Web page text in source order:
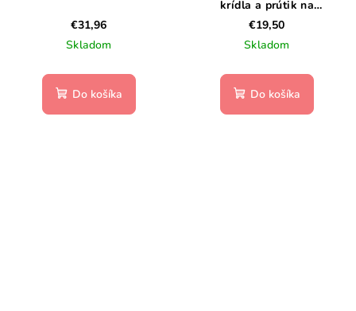
€31,96
Skladom
Do košíka
krídla a prútik na
ozdobenie: Ako víla
€19,50
Skladom
Do košíka